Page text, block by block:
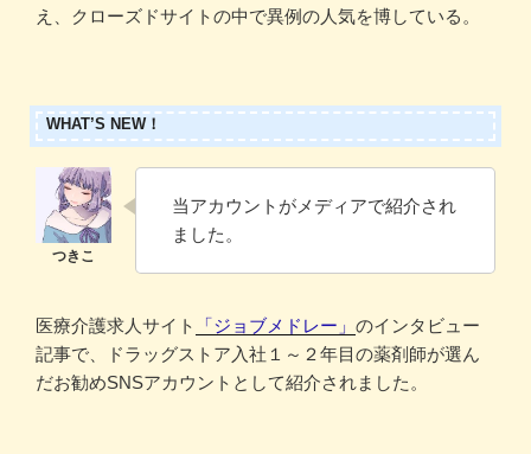
え、クローズドサイトの中で異例の人気を博している。
WHAT’S NEW！
当アカウントがメディアで紹介され
ました。
医療介護求人サイト 「ジョブメドレー」 のインタビュー
記事で、ドラッグストア入社１～２年目の薬剤師が選ん
だお勧めSNSアカウントとして紹介されました。